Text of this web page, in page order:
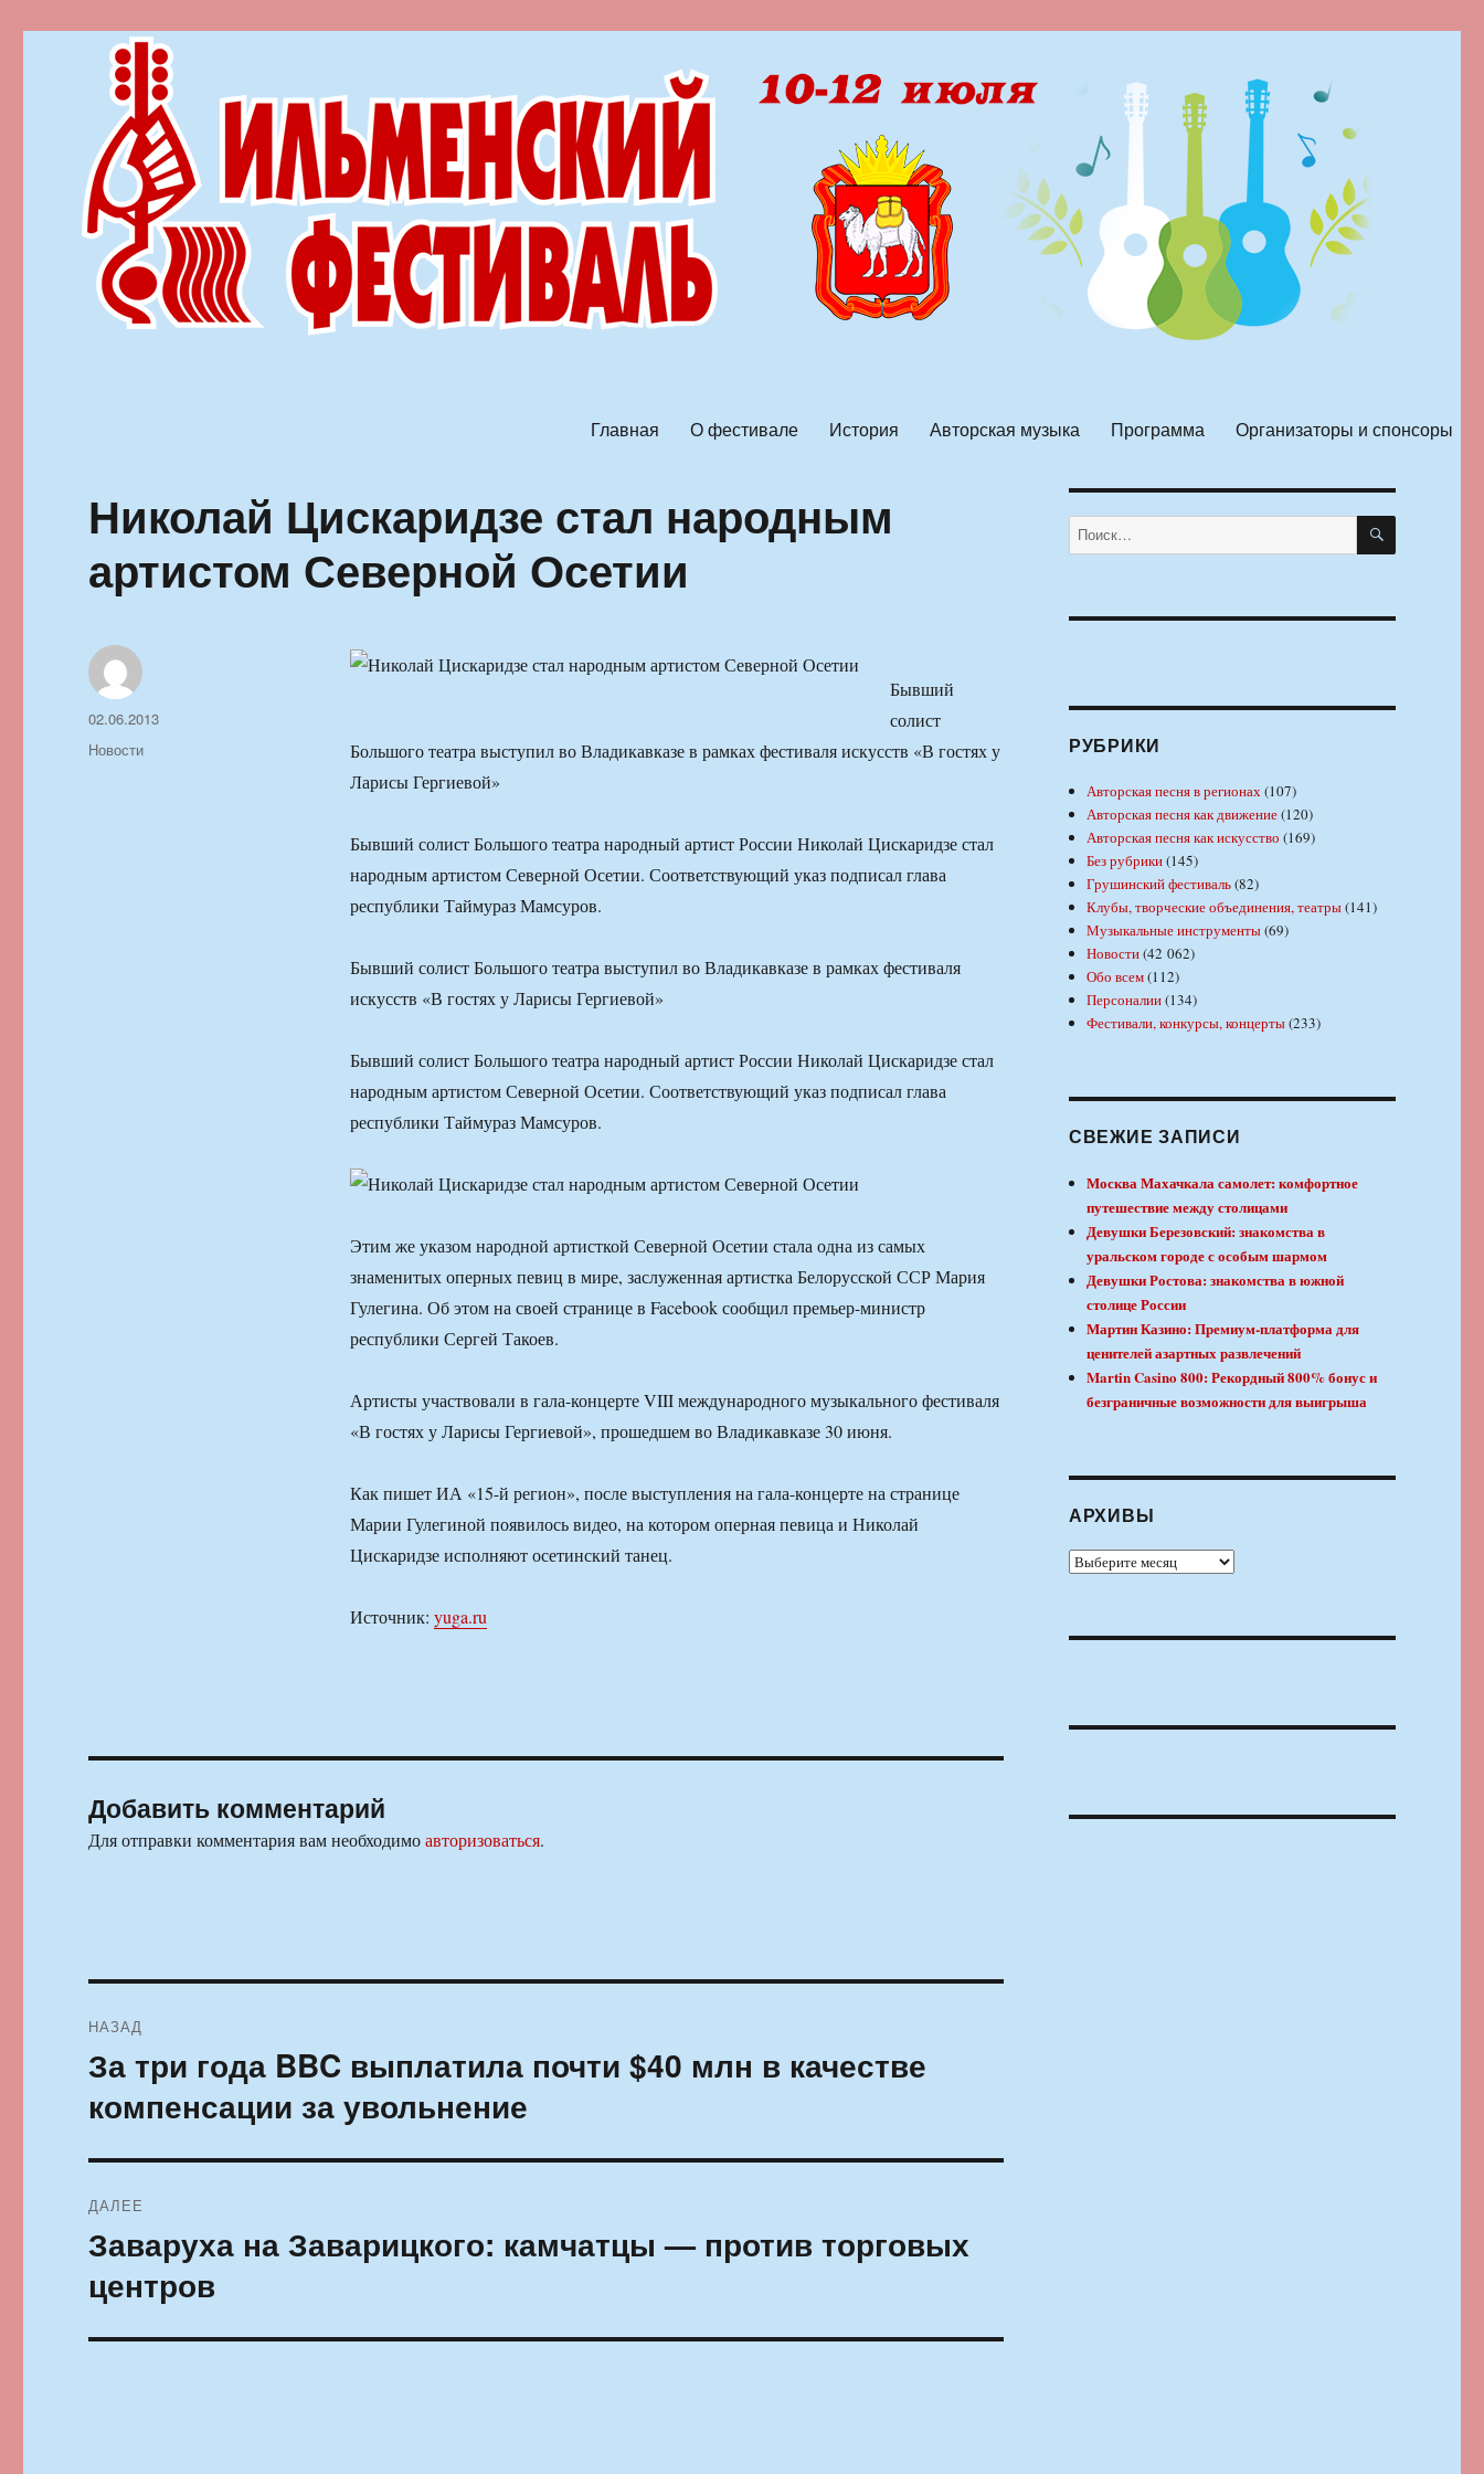
Главная О фестивале История Авторская музыка Программа Организаторы и спонсоры
Николай Цискаридзе стал народным
артистом Северной Осетии
Бывший
солист
Большого театра выступил во Владикавказе в рамках фестиваля искусств «В гостях у
Ларисы Гергиевой»
Бывший солист Большого театра народный артист России Николай Цискаридзе стал
народным артистом Северной Осетии. Соответствующий указ подписал глава
республики Таймураз Мамсуров.
Бывший солист Большого театра выступил во Владикавказе в рамках фестиваля
искусств «В гостях у Ларисы Гергиевой»
Бывший солист Большого театра народный артист России Николай Цискаридзе стал
народным артистом Северной Осетии. Соответствующий указ подписал глава
республики Таймураз Мамсуров.
Этим же указом народной артисткой Северной Осетии стала одна из самых
знаменитых оперных певиц в мире, заслуженная артистка Белорусской ССР Мария
Гулегина. Об этом на своей странице в Facebook сообщил премьер-министр
республики Сергей Такоев.
Артисты участвовали в гала-концерте VIII международного музыкального фестиваля
«В гостях у Ларисы Гергиевой», прошедшем во Владикавказе 30 июня.
Как пишет ИА «15-й регион», после выступления на гала-концерте на странице
Марии Гулегиной появилось видео, на котором оперная певица и Николай
Цискаридзе исполняют осетинский танец.
Источник: yuga.ru
Автор
Опубликовано
02.06.2013
Рубрики
Новости
Добавить комментарий
Для отправки комментария вам необходимоавторизоваться.
по
записям
НАЗАД
Предыдущая
За три года BBC выплатила почти $40 млн в качестве
компенсации за увольнение
ДАЛЕЕ
Следующая
Заваруха на Заварицкого: камчатцы — против торговых
центров
Искать: ПОИСК
РУБРИКИ
Авторская песня в регионах(107)
Авторская песня как движение(120)
Авторская песня как искусство (169)
Без рубрики(145)
Грушинский фестиваль(82)
Клубы, творческие объединения, театры(141)
Музыкальные инструменты(69)
Новости(42 062)
Обо всем(112)
Персоналии(134)
Фестивали, конкурсы, концерты(233)
СВЕЖИЕ ЗАПИСИ
Москва Махачкала самолет: комфортное
путешествие между столицами
Девушки Березовский: знакомства в
уральском городе с особым шармом
Девушки Ростова: знакомства в южной
столице России
Мартин Казино: Премиум-платформа для
ценителей азартных развлечений
Martin Casino 800: Рекордный 800% бонус и
безграничные возможности для выигрыша
АРХИВЫ
Архивы